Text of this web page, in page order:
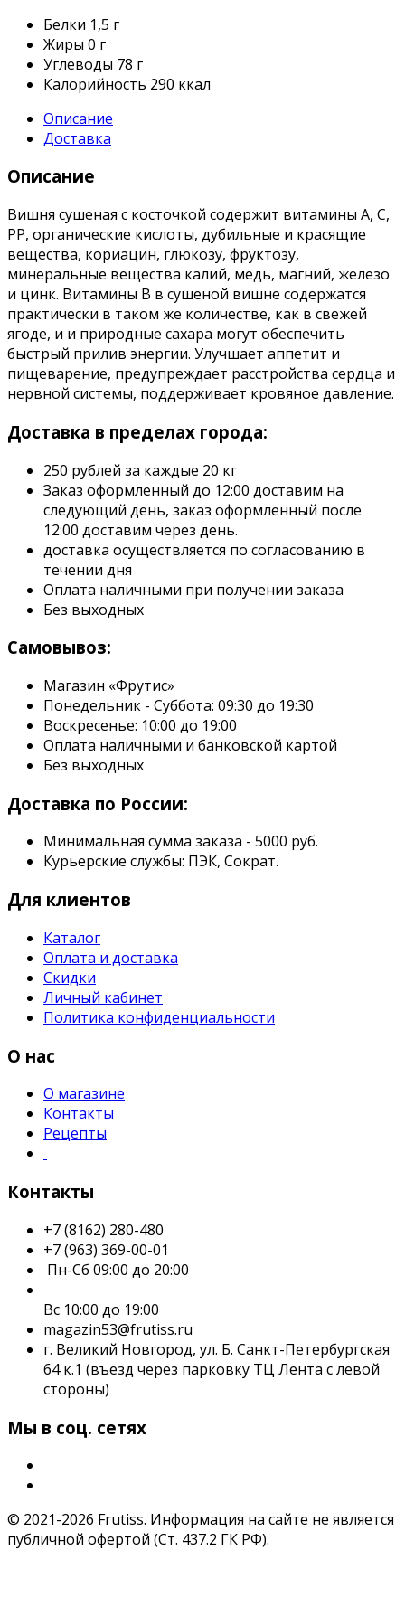
Белки 1,5 г
Жиры 0 г
Углеводы 78 г
Калорийность 290 ккал
Описание
Доставка
Описание
Вишня сушеная с косточкой содержит витамины А, С,
РР, органические кислоты, дубильные и красящие
вещества, кориацин, глюкозу, фруктозу,
минеральные вещества калий, медь, магний, железо
и цинк. Витамины В в сушеной вишне содержатся
практически в таком же количестве, как в свежей
ягоде, и и природные сахара могут обеспечить
быстрый прилив энергии. Улучшает аппетит и
пищеварение, предупреждает расстройства сердца и
нервной системы, поддерживает кровяное давление.
Доставка в пределах города:
250 рублей за каждые 20 кг
Заказ оформленный до 12:00 доставим на
следующий день, заказ оформленный после
12:00 доставим через день.
доставка осуществляется по согласованию в
течении дня
Оплата наличными при получении заказа
Без выходных
Самовывоз:
Магазин «Фрутис»
Понедельник - Суббота: 09:30 до 19:30
Воскресенье: 10:00 до 19:00
Оплата наличными и банковской картой
Без выходных
Доставка по России:
Минимальная сумма заказа - 5000 руб.
Курьерские службы: ПЭК, Сократ.
Для клиентов
Каталог
Оплата и доставка
Скидки
Личный кабинет
Политика конфиденциальности
О нас
О магазине
Контакты
Рецепты
Контакты
+7 (8162) 280-480
+7 (963) 369-00-01
Пн-Сб 09:00 до 20:00
Вс 10:00 до 19:00
magazin53@frutiss.ru
г. Великий Новгород, ул. Б. Санкт-Петербургская
64 к.1 (въезд через парковку ТЦ Лента с левой
стороны)
Мы в соц. сетях
© 2021-2026 Frutiss. Информация на сайте не является
публичной офертой (Ст. 437.2 ГК РФ).